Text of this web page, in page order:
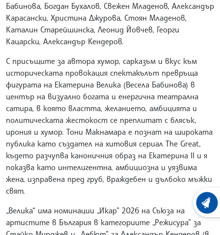
Бабинова, Богдан Бухалов, Свежен Младенов, Александър
Карасански, Христина Джурова, Стоян Младенов,
Каталин Старейшинска, Леонид Йовчев, Георги
Кацарски, Александър Кендеров.
С присъщите за автора хумор, сарказъм и вкус към
историческата провокация спектакълът превръща
фигурата на Екатерина Велика (Весела Бабинова) в
център на визуално богата и енергична театрална
сатира, в която властта, желанието, амбицията и
политическата жестокост се преплитат с блясък,
ирония и хумор. Тони Макнамара е познат на широката
публика като създател на хитовия сериал The Great,
където разчупва каноничния образ на Екатерина II и я
показва като интелигентна, амбициозна и уязвима
жена, изправена пред груб, враждебен и дълбоко мъжки
свят.
„Велика“ има номинации „Икар” 2026 на Съюза на
артистите в България в категориите „Режисура” за